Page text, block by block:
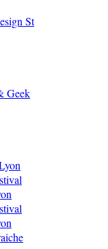
St
Geek